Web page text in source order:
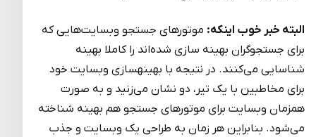
البته خبر خوب اینکه: موتورهای جستجو وبسایت‌هایی که
برای جستجوگران بهینه سازی شده‌اند را کاملا بهینه
شناسایی می‌کنند. در نتیجه با بهینه­سازی وبسایت خود
برای مخاطبین با یک تیر، دو نشان می‌زنید و به صورت
همزمان وبسایت برای موتورهای جستجو هم بهینه شناخته
می‌شود. بنابراین هر زمان به طراحی یک وبسایت و جذب